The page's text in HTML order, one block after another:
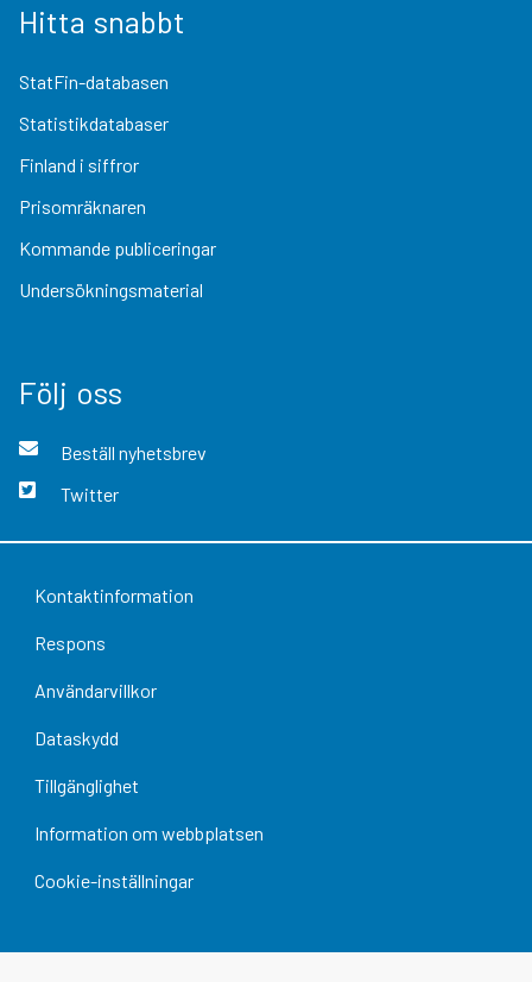
Hitta snabbt
StatFin-databasen
Statistikdatabaser
Finland i siffror
Prisomräknaren
Kommande publiceringar
Undersökningsmaterial
Följ oss
Beställ nyhetsbrev
Twitter
Kontaktinformation
Respons
Användarvillkor
Dataskydd
Tillgänglighet
Information om webbplatsen
Cookie-inställningar